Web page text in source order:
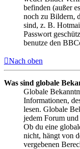
befinden (außer
noch zu Bildern,
sind, z. B.
Passwort
benutze den
Nach oben
Was sind globale
Globale
Informationen,
lesen. Globale
jedem Forum
Ob du eine
nicht, hängt von
vergebenen